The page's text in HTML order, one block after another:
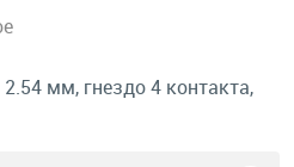
мм, гнездо 4 контакта,